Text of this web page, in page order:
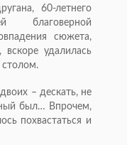
60-летнего
благоверной
сюжета,
вскоре удалилась
столом.
– дескать, не
был… Впрочем,
похвастаться и